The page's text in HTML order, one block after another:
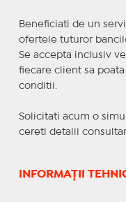
Beneficiati de un
ofertele tuturor
Se accepta inclusiv
fiecare client sa
conditii.
Solicitati acum o
cereti detalii
INFORMAȚII